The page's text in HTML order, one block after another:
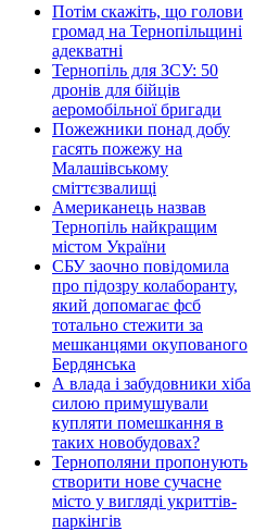
Потім скажіть, що голови
громад на Тернопільщині
адекватні
Тернопіль для ЗСУ: 50
дронів для бійців
аеромобільної бригади
Пожежники понад добу
гасять пожежу на
Малашівському
сміттєзвалищі
Американець назвав
Тернопіль найкращим
містом України
СБУ заочно повідомила
про підозру колаборанту,
який допомагає фсб
тотально стежити за
мешканцями окупованого
Бердянська
А влада і забудовники хіба
силою примушували
купляти помешкання в
таких новобудовах?
Тернополяни пропонують
створити нове сучасне
місто у вигляді укриттів-
паркінгів